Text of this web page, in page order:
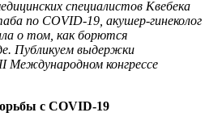
специалистов Квебека
по COVID-19, акушер-гинеколог
о том, как борются
Публикуем выдержки
Международном конгрессе
с COVID-19